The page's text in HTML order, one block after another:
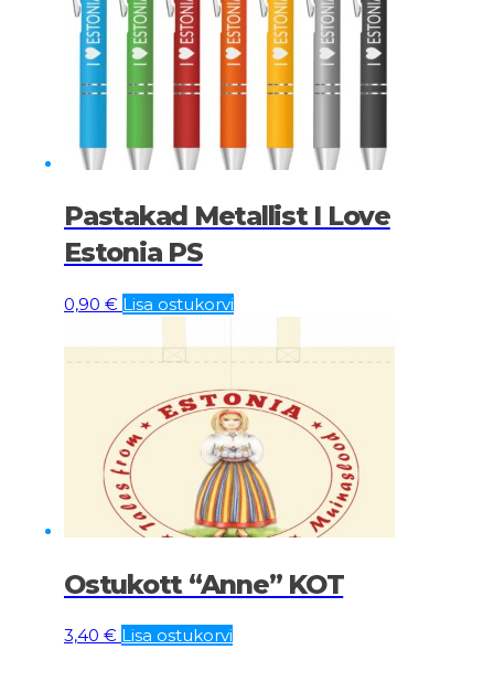
Pastakad Metallist I Love
Estonia PS
0,90 € Lisa ostukorvi
Ostukott “Anne” KOT
3,40 € Lisa ostukorvi